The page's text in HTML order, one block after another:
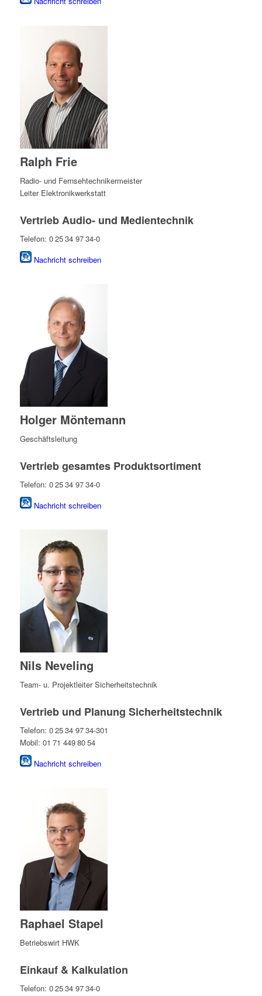
Ralph Frie
Radio- und Fernsehtechnikermeister
Leiter Elektronikwerkstatt
Vertrieb Audio- und Medientechnik
Telefon: 0 25 34 97 34-0
Nachricht schreiben
Holger Möntemann
Geschäftsleitung
Vertrieb gesamtes Produktsortiment
Telefon: 0 25 34 97 34-0
Nachricht schreiben
Nils Neveling
Team- u. Projektleiter Sicherheitstechnik
Vertrieb und Planung Sicherheitstechnik
Telefon: 0 25 34 97 34-301
Mobil: 01 71 449 80 54
Nachricht schreiben
Raphael Stapel
Betriebswirt HWK
Einkauf & Kalkulation
Telefon: 0 25 34 97 34-0